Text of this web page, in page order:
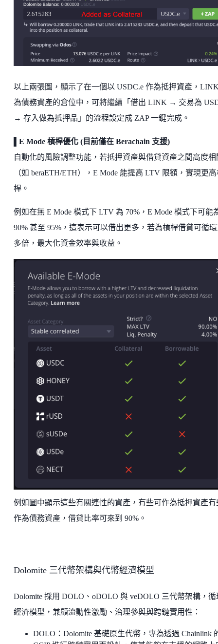
以上兩張圖，顯示了在一個以 USDC.e 作為抵押資產，
為債務資產的倉位中，可將繼續「借出 LINK → 交易為
→ 存入做為抵押品」的流程設定成 ZAP 一鍵完成。
▌E Mode 槓桿優化 (目前僅在 Berachain 支援)
自動化的風險調整功能，若抵押資產與借貸資產之間高度相
（如 beraETH/ETH），E Mode 能提高 LTV 限額，實現更
桿。
例如在無 E Mode 模式下 LTV 為 70%，E Mode 模式下可能
90% 甚至 95%，這表示可以借出更多，若為槓桿借貸可循
多倍，最大化資金效率與收益。
例如圖中顯示這些有關連性的資產，有些可作為抵押資產有
作為債務資產，借貸比率可來到 90%。
Dolomite 三代幣架構與代幣經濟模型
Dolomite 採用 DOLO、oDOLO 與 veDOLO 三代幣架構，循
經濟模型，兼顧流動性激勵、治理參與與跨鏈實用性：
DOLO：Dolomite 基礎原生代幣，專為透過 Chainlink